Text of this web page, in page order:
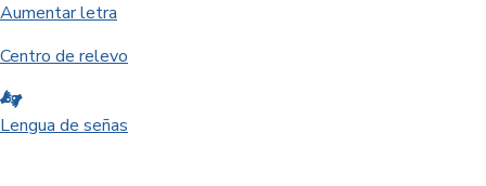
Aumentar letra
Centro de relevo
Lengua de señas